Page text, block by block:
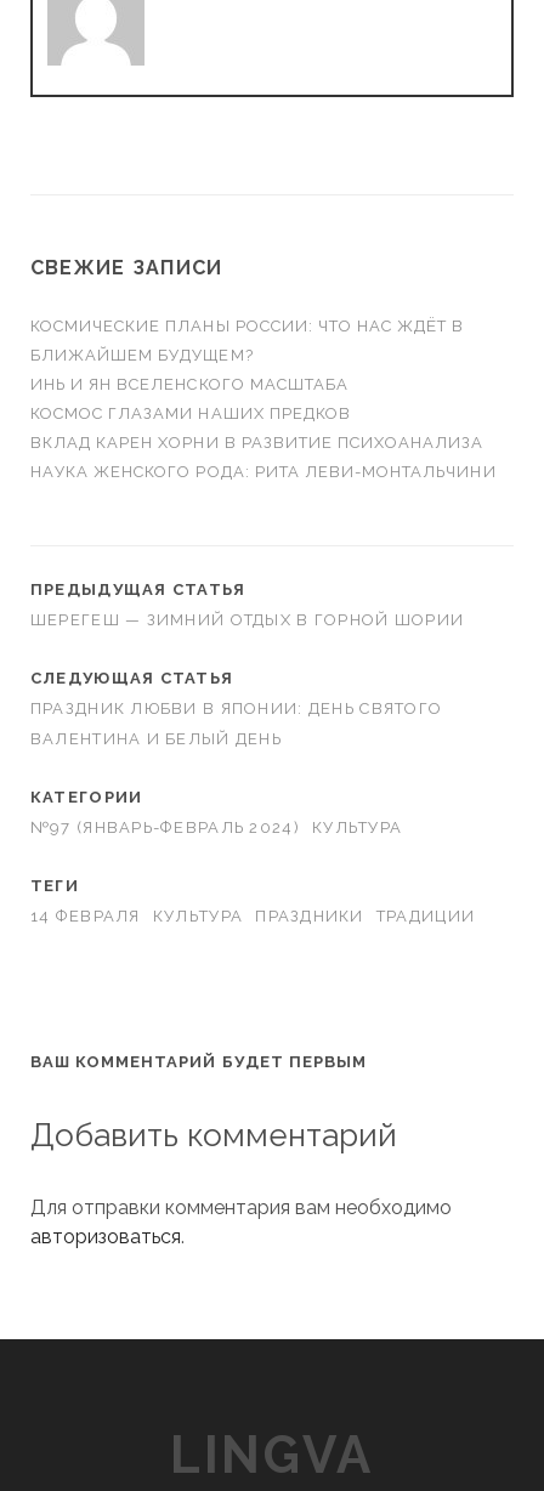
СВЕЖИЕ ЗАПИСИ
КОСМИЧЕСКИЕ ПЛАНЫ РОССИИ: ЧТО НАС ЖДЁТ В
БЛИЖАЙШЕМ БУДУЩЕМ?
ИНЬ И ЯН ВСЕЛЕНСКОГО МАСШТАБА
КОСМОС ГЛАЗАМИ НАШИХ ПРЕДКОВ
ВКЛАД КАРЕН ХОРНИ В РАЗВИТИЕ ПСИХОАНАЛИЗА
НАУКА ЖЕНСКОГО РОДА: РИТА ЛЕВИ-МОНТАЛЬЧИНИ
ПРЕДЫДУЩАЯ СТАТЬЯ
ШЕРЕГЕШ — ЗИМНИЙ ОТДЫХ В ГОРНОЙ ШОРИИ
СЛЕДУЮЩАЯ СТАТЬЯ
ПРАЗДНИК ЛЮБВИ В ЯПОНИИ: ДЕНЬ СВЯТОГО
ВАЛЕНТИНА И БЕЛЫЙ ДЕНЬ
КАТЕГОРИИ
№97 (ЯНВАРЬ-ФЕВРАЛЬ 2024)
КУЛЬТУРА
ТЕГИ
14 ФЕВРАЛЯ
КУЛЬТУРА ПРАЗДНИКИ ТРАДИЦИИ
ВАШ КОММЕНТАРИЙ БУДЕТ ПЕРВЫМ
Добавить комментарий
Для отправки комментария вам необходимо
авторизоваться.
LINGVA